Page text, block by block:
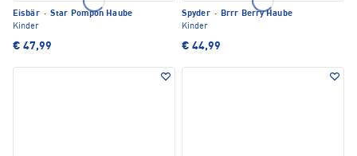
Eisbär · Star Pompon Haube
Kinder
€ 47,99
Spyder · Brrr Berry Haube
Kinder
€ 44,99